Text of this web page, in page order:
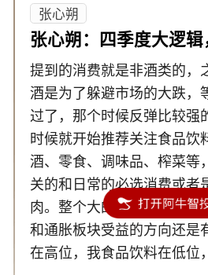
张心朔
张心朔：四季度大逻辑
提到的消费就是非酒类的，
酒是为了躲避市场的大跌，
过了，那个时候反弹比较强
时候就开始推荐关注食品饮
酒、零食、调味品、榨菜等
关的和日常的必选消费或者
肉。整个大的逻辑就是四季
和通胀板块受益的方向还是
在高位，我食品饮料在低位